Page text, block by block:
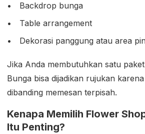
Backdrop bunga
Table arrangement
Dekorasi panggung atau area
Jika Anda membutuhkan satu
Bunga bisa dijadikan rujukan
dibanding memesan terpisah.
Kenapa Memilih Flower
Itu Penting?